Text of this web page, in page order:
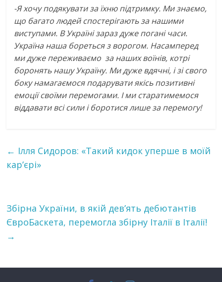
-Я хочу подякувати за їхню підтримку. Ми знаємо,
що багато людей спостерігають за нашими
виступами. В Україні зараз дуже погані часи.
Україна наша бореться з ворогом. Насамперед
ми дуже переживаємо за наших воїнів, котрі
боронять нашу Україну. Ми дуже вдячні, і зі свого
боку намагаємося подарувати якісь позитивні
емоції своїми перемогами. І ми старатимемося
віддавати всі сили і боротися лише за перемогу!
← Ілля Сидоров: «Такий кидок уперше в моїй
кар’єрі»
Збірна України, в якій дев’ять дебютантів
ЄвроБаскета, перемогла збірну Італії в Італії!
→